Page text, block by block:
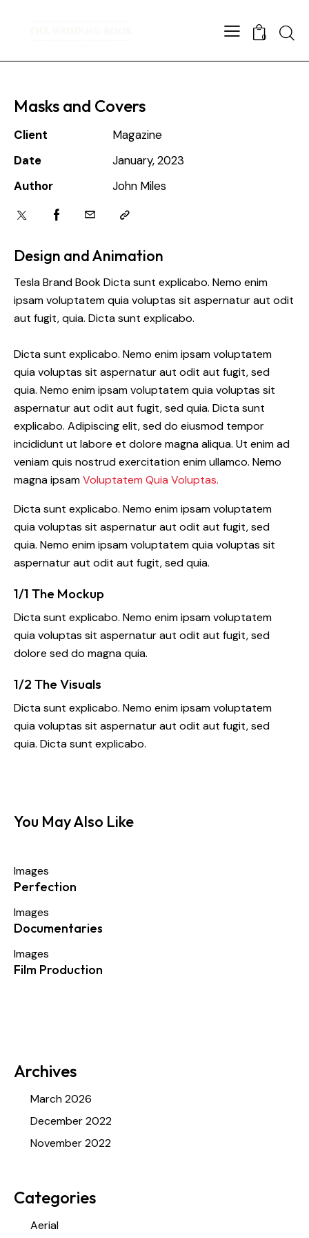
0
Masks and Covers
Client
Magazine
Date
January, 2023
Author
John Miles
Twitter Facebook
Email
Copy
to
Design and Animation
Tesla Brand Book Dicta sunt explicabo. Nemo enim
ipsam voluptatem quia voluptas sit aspernatur aut odit
aut fugit, quia. Dicta sunt explicabo.
Dicta sunt explicabo. Nemo enim ipsam voluptatem
quia voluptas sit aspernatur aut odit aut fugit, sed
quia. Nemo enim ipsam voluptatem quia voluptas sit
aspernatur aut odit aut fugit, sed quia. Dicta sunt
explicabo. Adipiscing elit, sed do eiusmod tempor
incididunt ut labore et dolore magna aliqua. Ut enim ad
veniam quis nostrud exercitation enim ullamco. Nemo
magna ipsamVoluptatem Quia Voluptas.
Dicta sunt explicabo. Nemo enim ipsam voluptatem
quia voluptas sit aspernatur aut odit aut fugit, sed
quia. Nemo enim ipsam voluptatem quia voluptas sit
aspernatur aut odit aut fugit, sed quia.
1/1 The Mockup
Dicta sunt explicabo. Nemo enim ipsam voluptatem
quia voluptas sit aspernatur aut odit aut fugit, sed
dolore sed do magna quia.
1/2 The Visuals
Dicta sunt explicabo. Nemo enim ipsam voluptatem
quia voluptas sit aspernatur aut odit aut fugit, sed
quia. Dicta sunt explicabo.
You May Also Like
Images
Perfection
Images
Documentaries
Images
Film Production
Archives
March 2026
December 2022
November 2022
Categories
Aerial